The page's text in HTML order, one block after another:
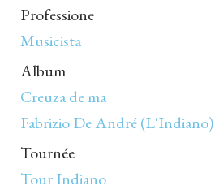
Professione
Musicista
Album
Creuza de ma
Fabrizio De André (L'Indiano)
Tournée
Tour Indiano